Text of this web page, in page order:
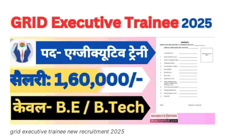
grid executive trainee new recruitment 2025